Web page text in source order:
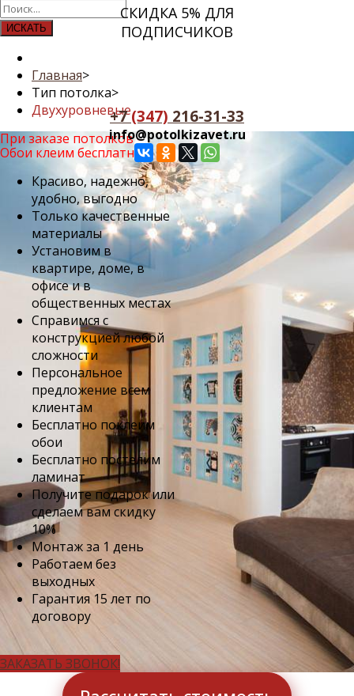
СКИДКА 5% ДЛЯ
ПОДПИСЧИКОВ
+7(347) 216-31-33
info@potolkizavet.ru
ИСКАТЬ
Главная>
Тип потолка>
Двухуровневые
При заказе потолков -
Обои клеим бесплатно!
Красиво, надежно,
удобно, выгодно
Только качественные
материалы
Установим в
квартире, доме, в
офисе и в
общественных местах
Cправимся с
конструкцией любой
сложности
Персональное
предложение всем
клиентам
Бесплатно поклеим
обои
Бесплатно постелим
ламинат
Получите подарок или
сделаем вам скидку
10%
Монтаж за 1 день
Работаем без
выходных
Гарантия 15 лет по
договору
ЗАКАЗАТЬ ЗВОНОК!